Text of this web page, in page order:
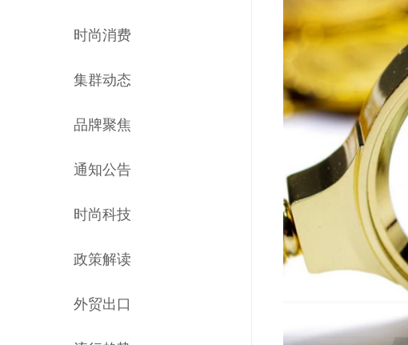
时尚消费
集群动态
品牌聚焦
通知公告
时尚科技
政策解读
外贸出口